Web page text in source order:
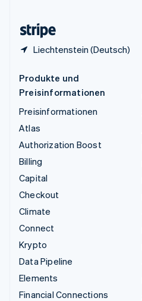
Liechtenstein (Deutsch)
Produkte und
Preisinformationen
Preisinformationen
Atlas
Authorization Boost
Billing
Capital
Checkout
Climate
Connect
Krypto
Data Pipeline
Elements
Financial Connections